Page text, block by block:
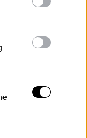
ασθενείς
75% ήταν
Οι
κατηγορίες
D κατά το
(25%)
287 (59%)